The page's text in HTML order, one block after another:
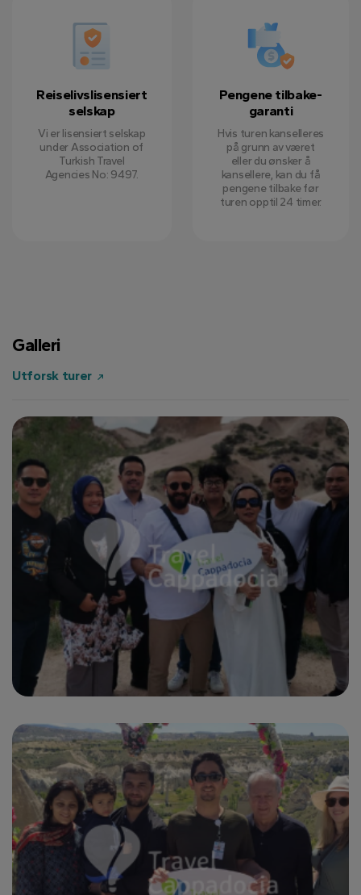
Reiselivslisensiert
selskap
Vi er lisensiert selskap
under Association of
Turkish Travel
Agencies No: 9497.
Pengene tilbake-
garanti
Hvis turen kanselleres
på grunn av været
eller du ønsker å
kansellere, kan du få
pengene tilbake før
turen opptil 24 timer.
Galleri
Utforsk turer